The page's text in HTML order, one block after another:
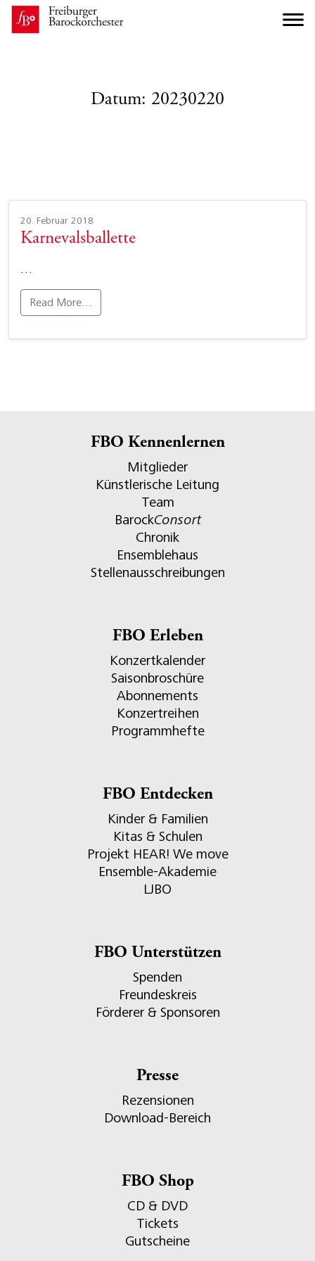
Datum: 20230220
20. Februar 2018
Karnevalsballette
…
Read More…
FBO Kennenlernen
Mitglieder
Künstlerische Leitung
Team
BarockConsort
Chronik
Ensemblehaus
Stellenausschreibungen
FBO Erleben
Konzertkalender
Saisonbroschüre
Abonnements
Konzertreihen
Programmhefte
FBO Entdecken
Kinder & Familien
Kitas & Schulen
Projekt HEAR! We move
Ensemble-Akademie
LJBO
FBO Unterstützen
Spenden
Freundeskreis
Förderer & Sponsoren
Presse
Rezensionen
Download-Bereich
FBO Shop
CD & DVD
Tickets
Gutscheine